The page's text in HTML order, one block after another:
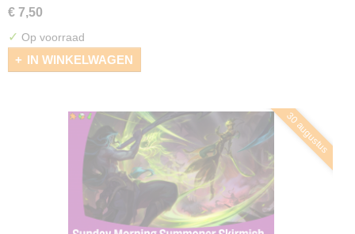
€ 7,50
✓ Op voorraad
IN WINKELWAGEN
30 augustus